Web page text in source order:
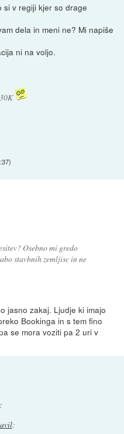
si v regiji kjer so drage
dela in meni ne? Mi napiše
ni na voljo.
)
Osebno mi gredo
stavbnih zemljisc in ne
jasno zakaj. Ljudje ki imajo
Bookinga in s tem fino
se mora voziti pa 2 uri v
:
: